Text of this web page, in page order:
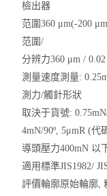
放大鏡
球柵
儀器配件
暖通環(huán)
檢出器
范圍360 μm(-200
范圍/
分辨力360 μm /
測量速度測量:
測力/觸針形狀
取決于貨號:
4mN/90º, 5μmR (代
導頭壓力400mN 以
適用標準JIS1982/
評價輪廓原始輪廓,